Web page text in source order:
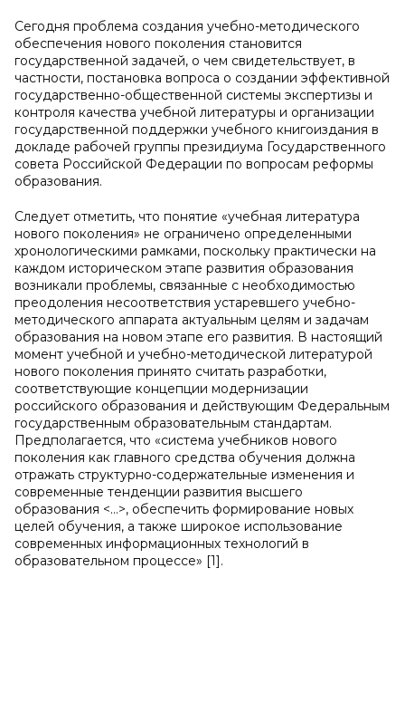
Сегодня проблема создания учебно-методического
обеспечения нового поколения становится
государственной задачей, о чем свидетельствует, в
частности, постановка вопроса о создании эффективной
государственно-общественной системы экспертизы и
контроля качества учебной литературы и организации
государственной поддержки учебного книгоиздания в
докладе рабочей группы президиума Государственного
совета Российской Федерации по вопросам реформы
образования.
Следует отметить, что понятие «учебная литература
нового поколения» не ограничено определенными
хронологическими рамками, поскольку практически на
каждом историческом этапе развития образования
возникали проблемы, связанные с необходимостью
преодоления несоответствия устаревшего учебно-
методического аппарата актуальным целям и задачам
образования на новом этапе его развития. В настоящий
момент учебной и учебно-методической литературой
нового поколения принято считать разработки,
соответствующие концепции модернизации
российского образования и действующим Федеральным
государственным образовательным стандартам.
Предполагается, что «система учебников нового
поколения как главного средства обучения должна
отражать структурно-содержательные изменения и
современные тенденции развития высшего
образования <…>, обеспечить формирование новых
целей обучения, а также широкое использование
современных информационных технологий в
образовательном процессе» [1].